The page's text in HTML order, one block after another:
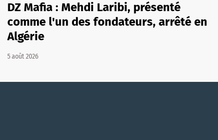
DZ Mafia : Mehdi Laribi, présenté
comme l'un des fondateurs, arrêté en
Algérie
5 août 2026